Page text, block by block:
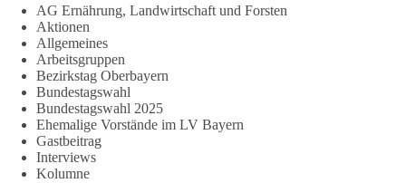
AG Ernährung, Landwirtschaft und Forsten
Aktionen
Allgemeines
Arbeitsgruppen
Bezirkstag Oberbayern
Bundestagswahl
Bundestagswahl 2025
Ehemalige Vorstände im LV Bayern
Gastbeitrag
Interviews
Kolumne